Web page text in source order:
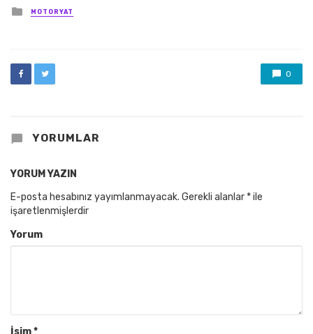
Posted
in
MOTORYAT
0
YORUMLAR
YORUM YAZIN
E-posta hesabınız yayımlanmayacak. Gerekli alanlar *ile
işaretlenmişlerdir
Yorum